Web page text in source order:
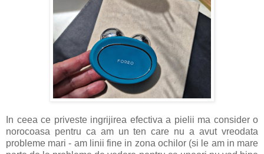
In ceea ce priveste ingrijirea efectiva a pielii ma consider o
norocoasa pentru ca am un ten care nu a avut vreodata
probleme mari - am linii fine in zona ochilor (si le am in mare